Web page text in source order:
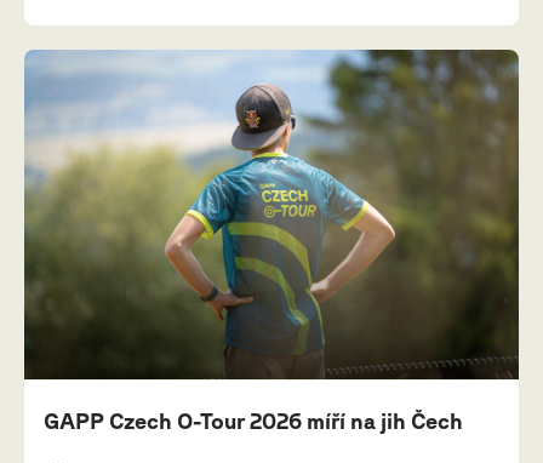
GAPP Czech O-Tour 2026 míří na jih Čech